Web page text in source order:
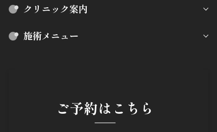
クリニック案内
施術メニュー
ご予約はこちら